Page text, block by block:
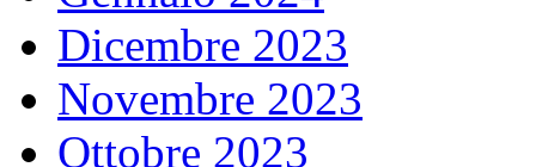
Dicembre 2023
Novembre 2023
Ottobre 2023